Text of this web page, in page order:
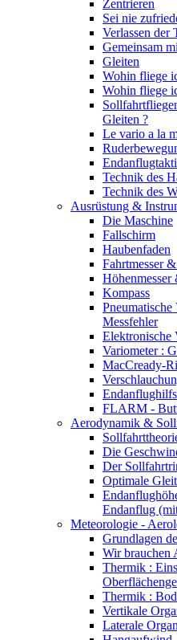
Zentrieren
Sei nie
Verlassen der
Gemeinsam
Gleiten
Wohin fliege
Wohin fliege
Gleiten ?
Le vario a la
Technik des
Technik des
Ausrüstung &
Die Maschine
Fallschirm
Haubenfaden
Fahrtmesser
Höhenmesser
Kompass
Messfehler
Elektronische
Variometer :
MacCready-
FLARM -
Aerodynamik &
Die
Der
Optimale
Endanflug
Meteorologie -
Grundlagen
Wir brauchen
Thermik :
Thermik :
Vertikale
Laterale